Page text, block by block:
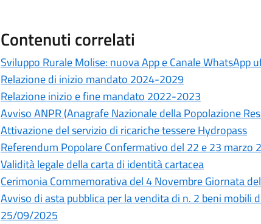
Contenuti correlati
Sviluppo Rurale Molise: nuova App e Canale WhatsApp
Relazione di inizio mandato 2024-2029
Relazione inizio e fine mandato 2022-2023
Avviso ANPR (Anagrafe Nazionale della Popolazione
Attivazione del servizio di ricariche tessere Hydropass
Referendum Popolare Confermativo del 22 e 23 marzo
Validità legale della carta di identità cartacea
Cerimonia Commemorativa del 4 Novembre Giornata
Avviso di asta pubblica per la vendita di n. 2 beni mobili
25/09/2025